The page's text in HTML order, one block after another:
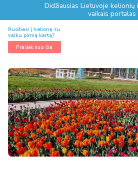
Didžiausias Lietuvoje kelionių
vaikais portalas
Ruošiesi į kelionę su
vaiku pirmą kartą?
Pradėk nuo čia